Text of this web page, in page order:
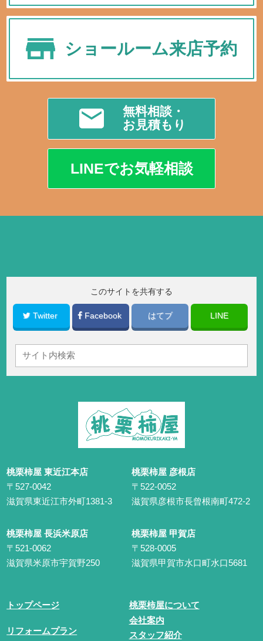
ショールーム来店予約
無料相談・
お見積もり
LINEでお気軽相談
このサイトを共有する
Twitter Facebook はてブ LINE
桃栗柿屋 東近江本店
〒527-0042
滋賀県東近江市外町1381-3
桃栗柿屋 彦根店
〒522-0052
滋賀県彦根市長曾根南町472-2
桃栗柿屋 長浜米原店
〒521-0062
滋賀県米原市宇賀野250
桃栗柿屋 甲賀店
〒528-0005
滋賀県甲賀市水口町水口5681
トップページ
リフォームプラン
桃栗柿屋について
会社案内
スタッフ紹介